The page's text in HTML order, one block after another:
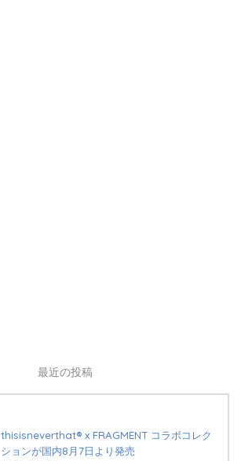
最近の投稿
thisisneverthat® x FRAGMENT コラボコレク
ションが国内8月7日より発売